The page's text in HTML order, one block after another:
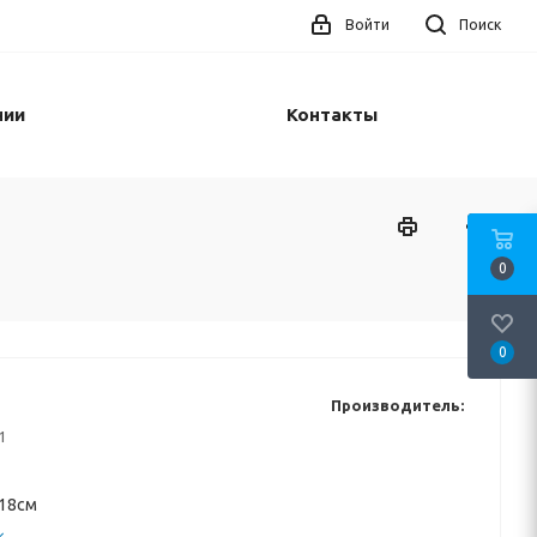
Поиск
Войти
Контакты
Производитель:
0
0